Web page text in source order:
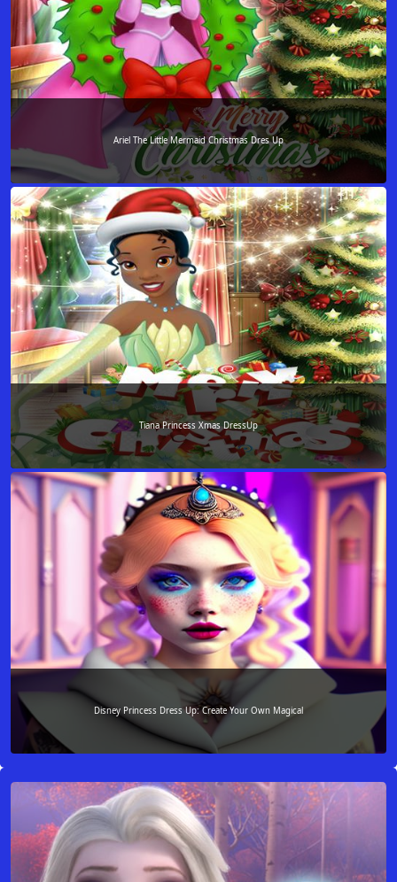
Ariel The Little Mermaid Christmas Dres Up
Tiana Princess Xmas DressUp
Disney Princess Dress Up: Create Your Own Magical